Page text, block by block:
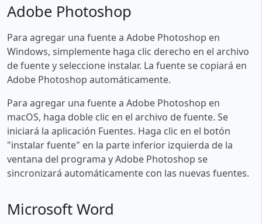
Adobe Photoshop
Para agregar una fuente a Adobe Photoshop en
Windows, simplemente haga clic derecho en el archivo
de fuente y seleccione instalar. La fuente se copiará en
Adobe Photoshop automáticamente.
Para agregar una fuente a Adobe Photoshop en
macOS, haga doble clic en el archivo de fuente. Se
iniciará la aplicación Fuentes. Haga clic en el botón
"instalar fuente" en la parte inferior izquierda de la
ventana del programa y Adobe Photoshop se
sincronizará automáticamente con las nuevas fuentes.
Microsoft Word